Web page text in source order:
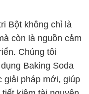
Bột không chỉ là
còn là nguồn cảm
Chúng tôi
Baking Soda
giải pháp mới, giúp